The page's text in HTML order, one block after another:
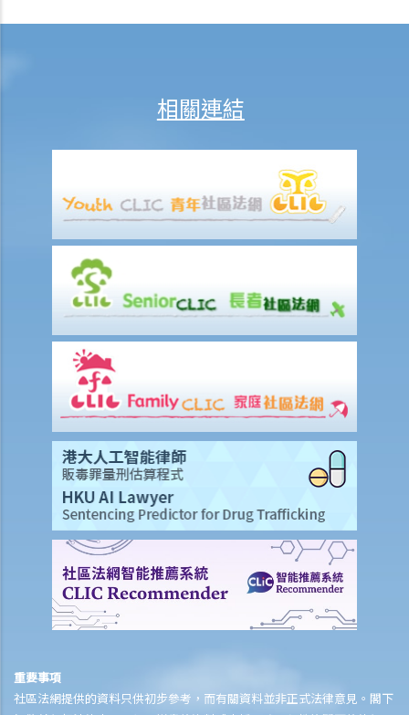
2. 作為被告人，我應否就向我展開的訴訟作抗辯？
5. 如被告人未有提交送達認收書或抗辯書，結果會怎樣？
6. 如被告人提交抗辯書（和反申索書），情況會怎樣？
7. 如果被告人認為他確實拖欠原告人部份款項，可以怎樣做？
8. 我作為民事訴訟中的被告人，但我認為另一方才應該對原告人的申索
負上責任，我應該怎麼辦？
如何就民事案件的審訊作準備
1. 甚麼是文件透露？
2. 甚麼是交換證人陳述書？
3. 有甚麼關於專家證人的事項需要注意？我應否傳召他們為我作證？
4. 於審訊前，法庭如何就案件的管理給予指示？
5. 關於民事訴訟之進行過程，有甚麼其他一般事項我應注意？
A. 根據第 13A號命令縮短法律訴訟的程序 – 簡介和目標
1. 適用範圍
2. 作出承認
3. 作出承認的後續程序
B. 「附帶條款和解提議」及「附帶條款付款」
C. 庭外和解
D. 問與答
1. 作為經算定的金錢申索申索的被告人，如果我承認原告人之部分申
索，（1）在狀書期階段以表格16承認部分申索（根據第13A號命令）和
款付款的提議，兩者有甚麼區別？
2. 如果被告人想在狀書期階段（在收到令狀和申索陳述書後）向原告人
相關連結
重要事項
社區法網提供的資料只供初步參考，而有關資料並非正式法律意見。閣下